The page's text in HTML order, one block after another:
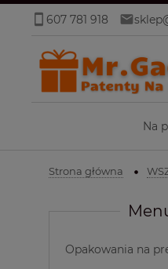
607 781 918
Na
Strona główna
Opakowania na